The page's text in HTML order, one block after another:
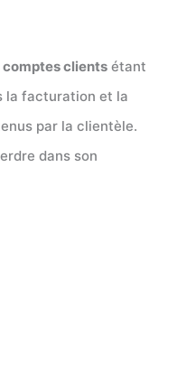
clients étant
la facturation et la
par la clientèle.
dans son